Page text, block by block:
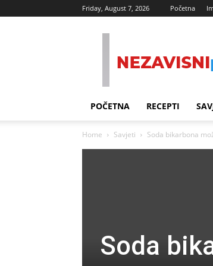
Friday, August 7, 2026 Početna
POČETNA RECEPTI
Home Savjeti Soda bikarbona
Soda